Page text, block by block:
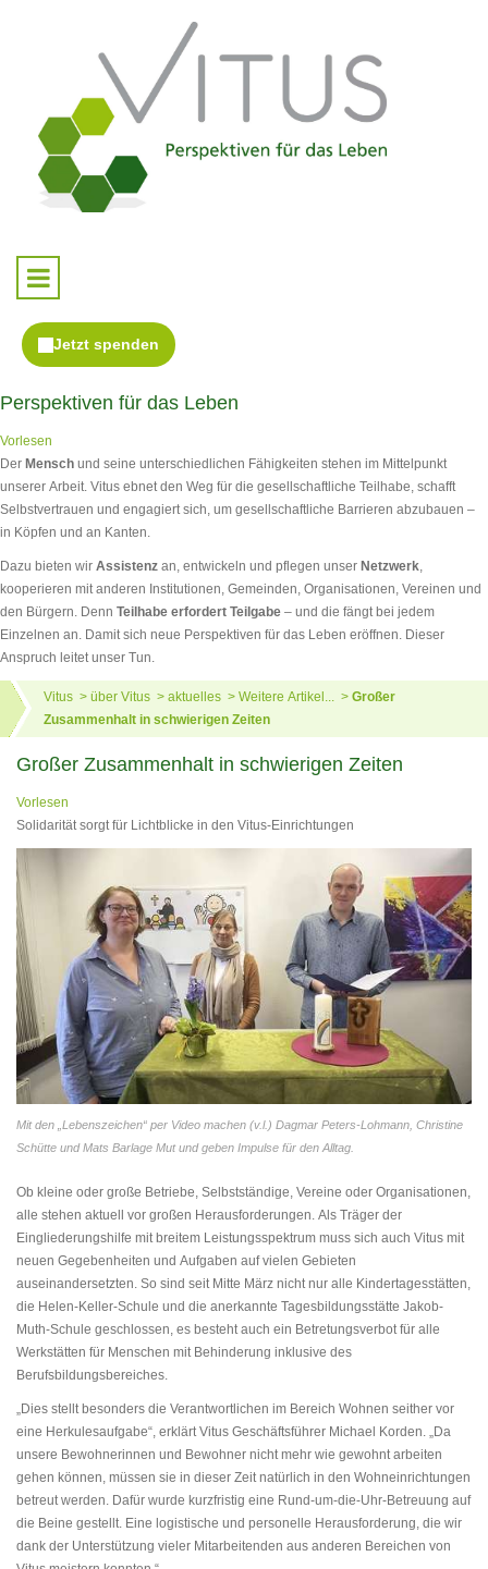
Perspektiven für das Leben
Vorlesen
Der Mensch und seine unterschiedlichen Fähigkeiten stehen im Mittelpunkt
unserer Arbeit. Vitus ebnet den Weg für die gesellschaftliche Teilhabe, schafft
Selbstvertrauen und engagiert sich, um gesellschaftliche Barrieren abzubauen –
in Köpfen und an Kanten.
Dazu bieten wir Assistenz an, entwickeln und pflegen unser Netzwerk
kooperieren mit anderen Institutionen, Gemeinden, Organisationen, Vereinen und
den Bürgern. Denn Teilhabe erfordert Teilgabe – und die fängt bei jedem
Einzelnen an. Damit sich neue Perspektiven für das Leben eröffnen. Dieser
Anspruch leitet unser Tun.
Vitus über Vitus aktuelles Weitere Artikel...
Großer
Zusammenhalt in schwierigen Zeiten
Großer Zusammenhalt in schwierigen Zeiten
Vorlesen
Solidarität sorgt für Lichtblicke in den Vitus-Einrichtungen
Mit den „Lebenszeichen“ per Video machen (v.l.) Dagmar Peters-Lohmann, Christine
Schütte und Mats Barlage Mut und geben Impulse für den Alltag.
Ob kleine oder große Betriebe, Selbstständige, Vereine oder Organisationen,
alle stehen aktuell vor großen Herausforderungen. Als Träger der
Eingliederungshilfe mit breitem Leistungsspektrum muss sich auch Vitus mit
neuen Gegebenheiten und Aufgaben auf vielen Gebieten
auseinandersetzten. So sind seit Mitte März nicht nur alle Kindertagesstätten,
die Helen-Keller-Schule und die anerkannte Tagesbildungsstätte Jakob-
Muth-Schule geschlossen, es besteht auch ein Betretungsverbot für alle
Werkstätten für Menschen mit Behinderung inklusive des
Berufsbildungsbereiches.
„Dies stellt besonders die Verantwortlichen im Bereich Wohnen seither vor
eine Herkulesaufgabe“, erklärt Vitus Geschäftsführer Michael Korden. „Da
unsere Bewohnerinnen und Bewohner nicht mehr wie gewohnt arbeiten
gehen können, müssen sie in dieser Zeit natürlich in den Wohneinrichtungen
betreut werden. Dafür wurde kurzfristig eine Rund-um-die-Uhr-Betreuung auf
die Beine gestellt. Eine logistische und personelle Herausforderung, die wir
dank der Unterstützung vieler Mitarbeitenden aus anderen Bereichen von